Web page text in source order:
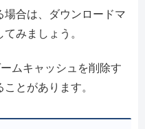
場合は、ダウンロードマ
みましょう。
ムキャッシュを削除す
とがあります。